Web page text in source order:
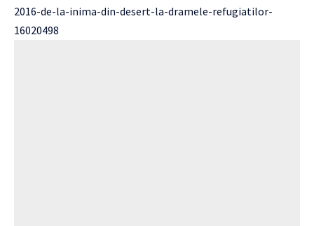
2016-de-la-inima-din-desert-la-dramele-refugiatilor-
16020498